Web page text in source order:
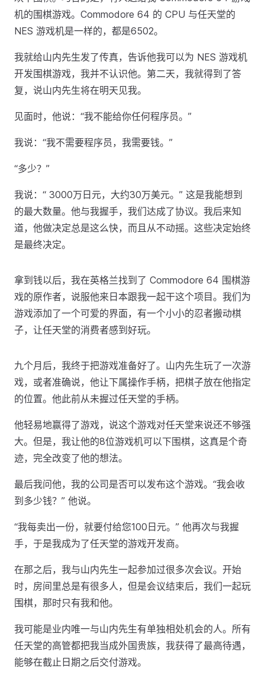
机的围棋游戏。Commodore 64 的 CPU 与任天堂的
NES 游戏机是一样的，都是6502。
我就给山内先生发了传真，告诉他我可以为 NES 游戏机
开发围棋游戏，我并不认识他。第二天，我就得到了答
复，说山内先生将在明天见我。
见面时，他说：“我不能给你任何程序员。”
我说：“我不需要程序员，我需要钱。”
“多少？”
我说：“ 3000万日元，大约30万美元。” 这是我能想到
的最大数量。他与我握手，我们达成了协议。我后来知
道，他做决定总是这么快，而且从不动摇。这些决定始终
是最终决定。
拿到钱以后，我在英格兰找到了 Commodore 64 围棋游
戏的原作者，说服他来日本跟我一起干这个项目。我们为
游戏添加了一个可爱的界面，有一个小小的忍者搬动棋
子，让任天堂的消费者感到好玩。
九个月后，我终于把游戏准备好了。山内先生玩了一次游
戏，或者准确说，他让下属操作手柄，把棋子放在他指定
的位置。他此前从未握过任天堂的手柄。
他轻易地赢得了游戏，说这个游戏对任天堂来说还不够强
大。但是，我让他的8位游戏机可以下围棋，这真是个奇
迹，完全改变了他的想法。
最后我问他，我的公司是否可以发布这个游戏。“我会收
到多少钱？” 他说。
“我每卖出一份，就要付给您100日元。” 他再次与我握
手，于是我成为了任天堂的游戏开发商。
在那之后，我与山内先生一起参加过很多次会议。开始
时，房间里总是有很多人，但是会议结束后，我们一起玩
围棋，那时只有我和他。
我可能是业内唯一与山内先生有单独相处机会的人。所有
任天堂的高管都把我当成外国贵族，我获得了最高待遇，
能够在截止日期之后交付游戏。